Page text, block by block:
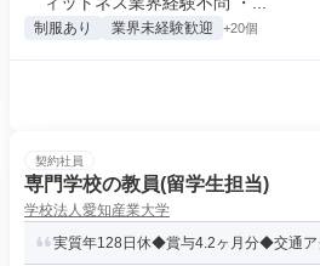
制服あり 業界未経験歓迎 +20個
契約社員
専門学校の教員(留学生担当)
学校法人愛知産業大学
実質年128日休◆賞与4.2ヶ月分◆交通ア